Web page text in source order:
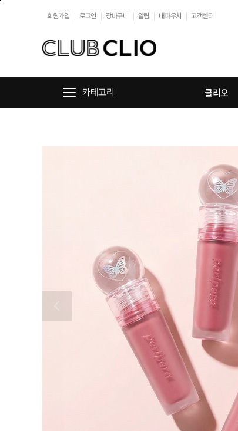
회원가입 로그인 장바구니 알림 내파우치 고객센터
카테고리 클리오